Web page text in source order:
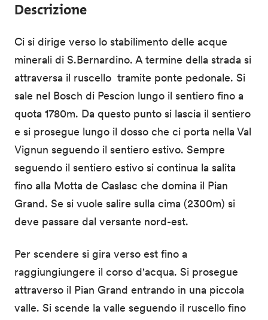
Descrizione
Ci si dirige verso lo stabilimento delle acque
minerali di S.Bernardino. A termine della strada si
attraversa il ruscello tramite ponte pedonale. Si
sale nel Bosch di Pescion lungo il sentiero fino a
quota 1780m. Da questo punto si lascia il sentiero
e si prosegue lungo il dosso che ci porta nella Val
Vignun seguendo il sentiero estivo. Sempre
seguendo il sentiero estivo si continua la salita
fino alla Motta de Caslasc che domina il Pian
Grand. Se si vuole salire sulla cima (2300m) si
deve passare dal versante nord-est.
Per scendere si gira verso est fino a
raggiungiungere il corso d'acqua. Si prosegue
attraverso il Pian Grand entrando in una piccola
valle. Si scende la valle seguendo il ruscello fino